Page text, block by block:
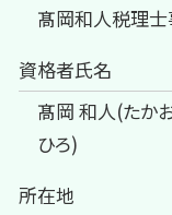
髙岡和人税理
資格者氏名
髙岡 和人(たか
ひろ)
所在地